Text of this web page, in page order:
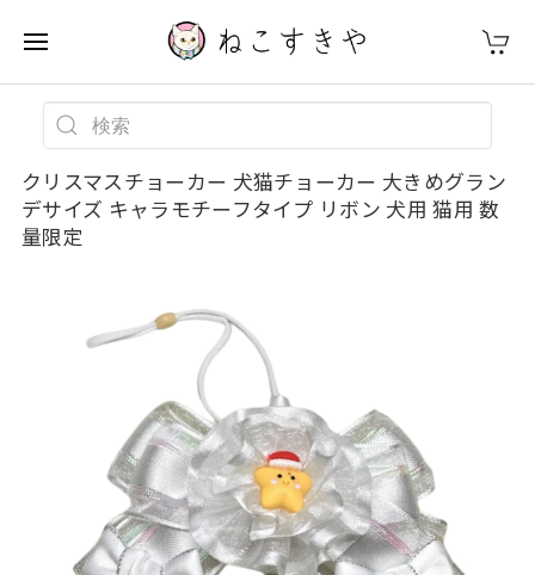
クリスマスチョーカー 犬猫チョーカー 大きめグラン
デサイズ キャラモチーフタイプ リボン 犬用 猫用 数
量限定